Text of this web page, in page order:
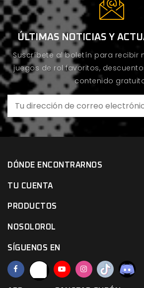
ÚLTIMAS NOTICIAS Y
Suscríbete al boletín para recibir
juegos de rol favoritos,
contenido
DÓNDE ENCONTRARNOS
TU CUENTA
PRODUCTOS
NOSOLOROL
SÍGUENOS EN